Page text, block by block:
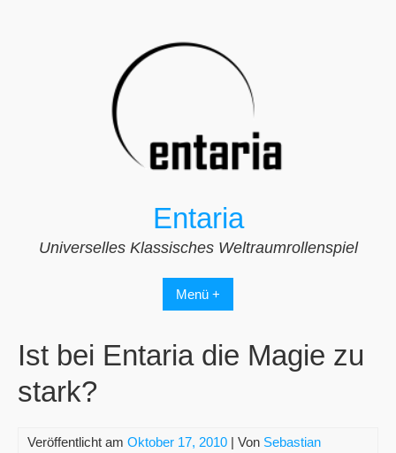
Entaria
Universelles Klassisches Weltraumrollenspiel
Menü +
Ist bei Entaria die Magie zu
stark?
Veröffentlicht am Oktober 17, 2010 | Von Sebastian